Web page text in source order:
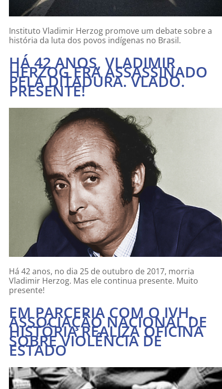
Instituto Vladimir Herzog promove um debate sobre a
história da luta dos povos indígenas no Brasil.
HÁ 42 ANOS, VLADIMIR
HERZOG ERA ASSASSINADO
PELA DITADURA. VLADO.
PRESENTE!
Há 42 anos, no dia 25 de outubro de 2017, morria
Vladimir Herzog. Mas ele continua presente. Muito
presente!
EM PARCERIA COM O IVH,
ASSOCIAÇÃO NACIONAL DE
HISTÓRIA REALIZA OFICINA
SOBRE VIOLÊNCIA DE
ESTADO